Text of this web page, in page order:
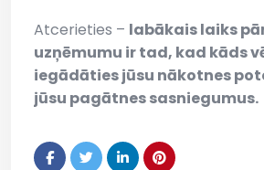
Atcerieties – labākais laiks
uzņēmumu ir tad, kad kāds
iegādāties jūsu nākotnes
jūsu pagātnes sasniegumus.